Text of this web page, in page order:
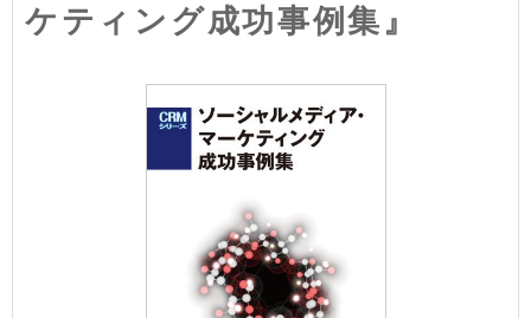
ケティング成功事例集』